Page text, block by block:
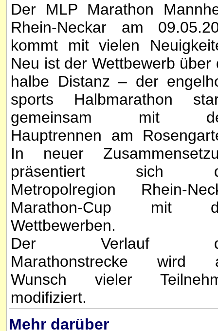
Der MLP Marathon
Rhein-Neckar am
kommt mit vielen
Neu ist der Wettbewerb über
halbe Distanz – der
sports Halbmarathon
gemeinsam mit
Hauptrennen am
In neuer
präsentiert sich
Metropolregion Rhein-
Marathon-Cup mit
Wettbewerben.
Der Verlauf
Marathonstrecke wird
Wunsch vieler
modifiziert.
Mehr darüber